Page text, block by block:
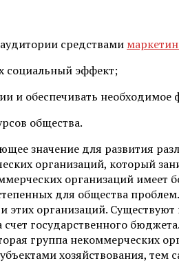
средствами
социальный эффект;
и обеспечивать необходимое
общества.
значение для развития
организаций, который
организаций
для общества
этих организаций.
государственного
группа некоммерческих
хозяйствования,